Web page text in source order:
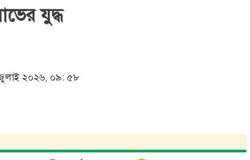
যুদ্ধ
২০২৬, ০৯: ৫৮